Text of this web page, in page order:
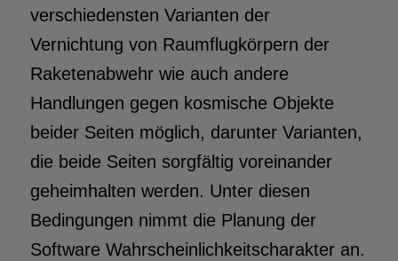
verschiedensten Varianten der
Vernichtung von Raumflugkörpern der
Raketenabwehr wie auch andere
Handlungen gegen kosmische Objekte
beider Seiten möglich, darunter Varianten,
die beide Seiten sorgfältig voreinander
geheimhalten werden. Unter diesen
Bedingungen nimmt die Planung der
Software Wahrscheinlichkeitscharakter an.